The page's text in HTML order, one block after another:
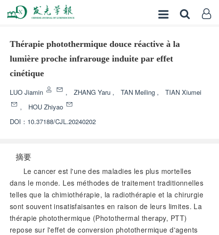
Thérapie photothermique douce réactive à la
lumière proche infrarouge induite par effet
cinétique
LUO Jiamin , ZHANG Yaru , TAN Meiling ,
TIAN Xiumei
,
HOU Zhiyao
DOI： 10.37188/CJL.20240202
摘要
Le cancer est l'une des maladies les plus mortelles
dans le monde. Les méthodes de traitement traditionnelles
telles que la chimiothérapie, la radiothérapie et la chirurgie
sont souvent insatisfaisantes en raison de leurs limites. La
thérapie photothermique (Photothermal therapy, PTT)
repose sur l'effet de conversion photothermique d'agents